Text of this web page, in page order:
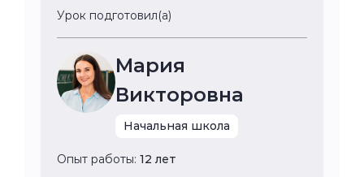
Урок подготовил(а)
Мария
Викторовна
Начальная школа
Опыт работы: 12 лет